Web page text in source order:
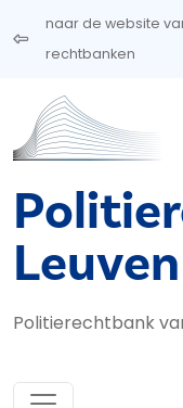
Overslaan en naar de
naar de website
rechtbanken
Leuven
Politierechtbank